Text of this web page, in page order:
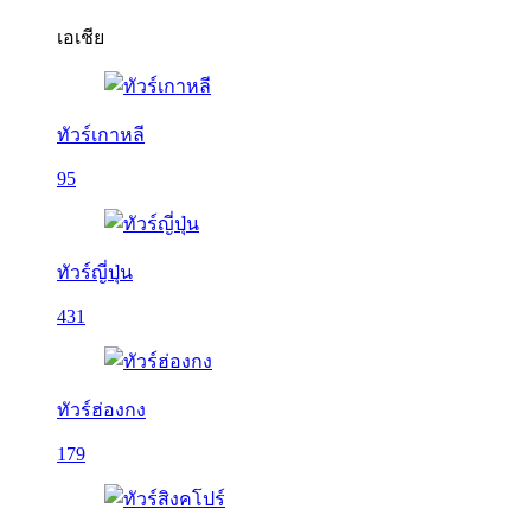
เอเชีย
ทัวร์เกาหลี
95
ทัวร์ญี่ปุ่น
431
ทัวร์ฮ่องกง
179